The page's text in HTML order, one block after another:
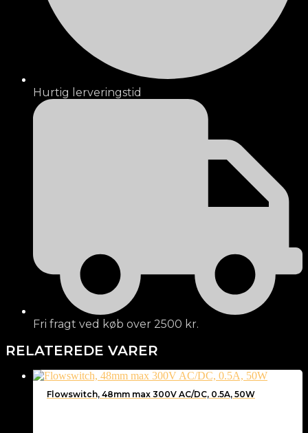
Hurtig lerveringstid
Fri fragt ved køb over 2500 kr.
RELATEREDE VARER
Flowswitch, 48mm max 300V AC/DC, 0.5A, 50W